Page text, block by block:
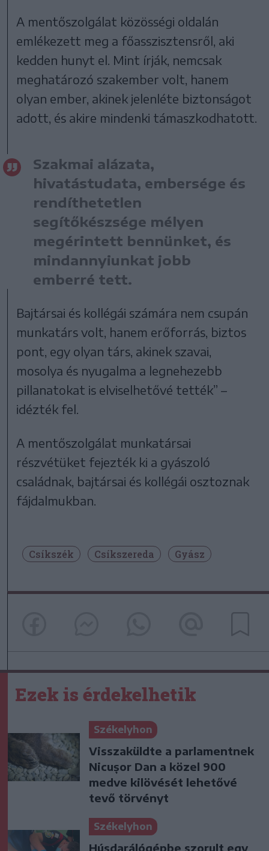
A mentőszolgálat közösségi oldalán
emlékezett meg a főasszisztensről, aki
kedden hunyt el. Mint írják, nemcsak
meghatározó szakember volt, hanem
olyan ember, akinek jelenléte biztonságot
adott, és akire mindenki támaszkodhatott.
Szakmai alázata,
hivatástudata, embersége és
rendíthetetlen
segítőkészsége mélyen
megérintett bennünket, és
mindannyiunkat jobb
emberré tett.
Bajtársai és kollégái számára nem csupán
munkatárs volt, hanem erőforrás, biztos
pont, egy olyan társ, akinek szavai,
mosolya és nyugalma a legnehezebb
pillanatokat is elviselhetővé tették” –
idézték fel.
A mentőszolgálat munkatársai
részvétüket fejezték ki a gyászoló
családnak, bajtársai és kollégái osztoznak
fájdalmukban.
Csíkszék Csíkszereda Gyász
Ezek is érdekelhetik
Székelyhon
Visszaküldte a parlamentnek
Nicușor Dan a közel 900
medve kilövését lehetővé
tevő törvényt
Székelyhon
Húsdarálógépbe szorult egy